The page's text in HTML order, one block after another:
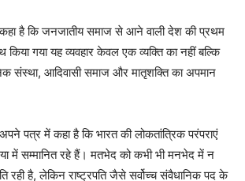
है कि जनजातीय समाज से आने वाली देश की प्रथम
किया गया यह व्यवहार केवल एक व्यक्ति का नहीं बल्कि
संस्था, आदिवासी समाज और मातृशक्ति का अपमान
पत्र में कहा है कि भारत की लोकतांत्रिक परंपराएं
में सम्मानित रहे हैं। मतभेद को कभी भी मनभेद में न
रही है, लेकिन राष्ट्रपति जैसे सर्वोच्च संवैधानिक पद के